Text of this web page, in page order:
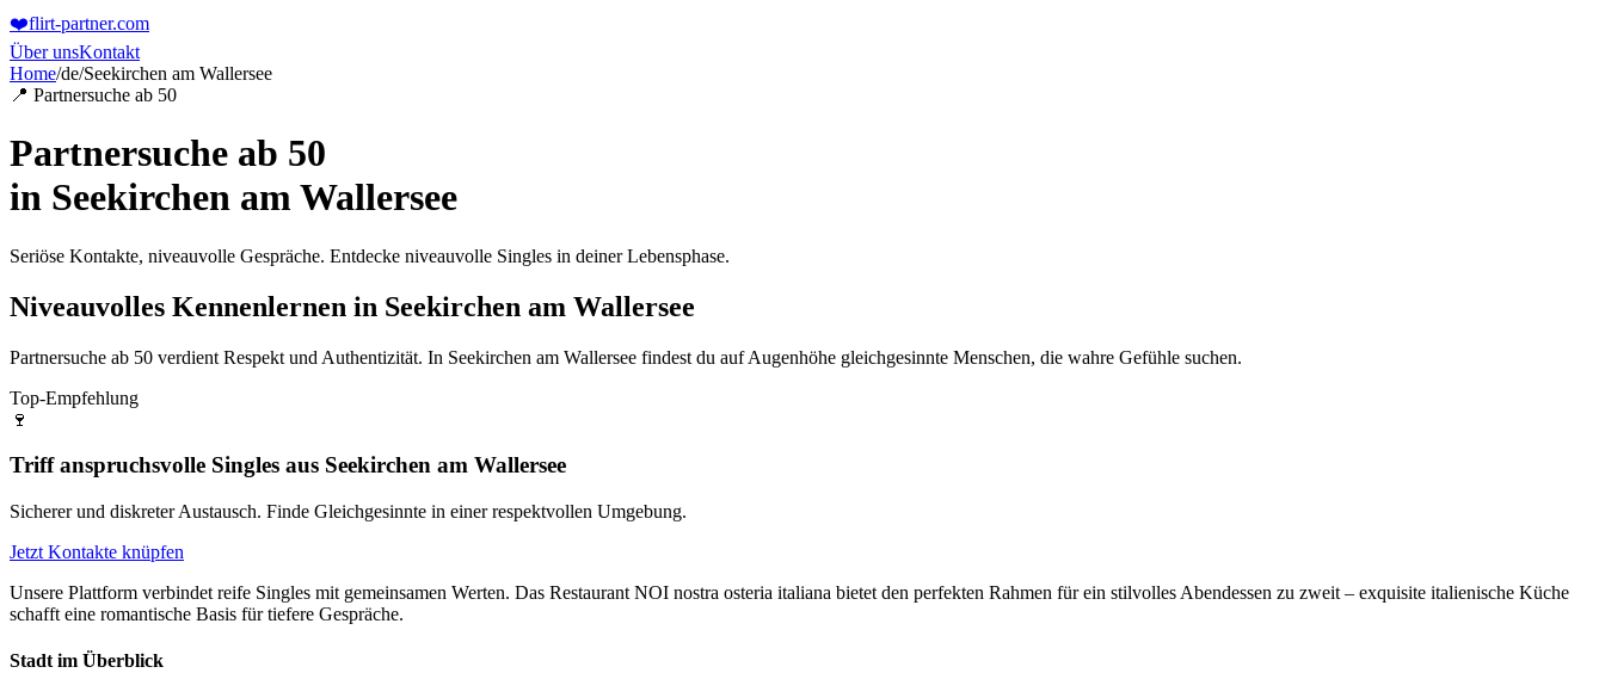
❤️flirt-partner.com
Über unsKontakt
Home/de/Seekirchen am Wallersee
📍 Partnersuche ab 50
Partnersuche ab 50
in Seekirchen am Wallersee
Seriöse Kontakte, niveauvolle Gespräche. Entdecke niveauvolle Singles in deiner Lebensphase.
Niveauvolles Kennenlernen in Seekirchen am Wallersee
Partnersuche ab 50 verdient Respekt und Authentizität. In Seekirchen am Wallersee findest du auf Augenhöhe gleichgesinnte Menschen, die wahre Gefühle suchen.
Top-Empfehlung
🍷
Triff anspruchsvolle Singles aus Seekirchen am Wallersee
Sicherer und diskreter Austausch. Finde Gleichgesinnte in einer respektvollen Umgebung.
Jetzt Kontakte knüpfen
Unsere Plattform verbindet reife Singles mit gemeinsamen Werten. Das Restaurant NOI nostra osteria italiana bietet den perfekten Rahmen für ein stilvolles Abendessen zu zweit – exquisite italienische Küche
schafft eine romantische Basis für tiefere Gespräche.
Stadt im Überblick